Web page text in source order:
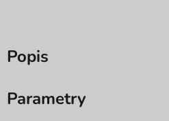
Popis
Parametry